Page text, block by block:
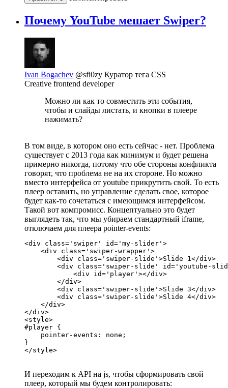
Почему YouTube мешает Swiper?
Ivan Bogachev @sfi0zy Куратор тега CSS
Creative frontend developer
Можно ли как то совместить эти события,
чтобы и слайды листать, и кнопки в плеере
нажимать?
В том виде, в котором оно есть сейчас - нет. Проблема
существует с 2013 года как минимум и будет решена
примерно никогда, потому что обе стороны конфликта
говорят, что проблема не на их стороне. Но можно
вместо интерфейса от youtube прикрутить свой. То есть
плеер оставить, но управление сделать свое, которое
будет как-то сочетаться с имеющимся интерфейсом.
Такой вот компромисс. Концептуально это будет
выглядеть так, что мы убираем стандартный iframe,
отключаем для плеера pointer-events:
<div class='swiper' id='my-slider'>
    <div class='swiper-wrapper'>
        <div class='swiper-slide'>Slide 1</div>
<div class='swiper-slide' id='youtube-
            <div id='player'></div>
        </div>
        <div class='swiper-slide'>Slide 3</div>
        <div class='swiper-slide'>Slide 4</div>
    </div>
</div>
<style>
#player {
    pointer-events: none;
}
</style>
И переходим к API на js, чтобы сформировать свой
плеер, который мы будем контролировать: